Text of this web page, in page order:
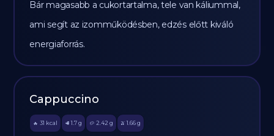
Bár magasabb a cukortartalma, tele van káliummal,
ami segít az izomműködésben, edzés előtt kiváló
energiaforrás.
Cappuccino
🔥 31 kcal 🥩 1.7 g 🥔 2.42 g 🫒 1.66 g